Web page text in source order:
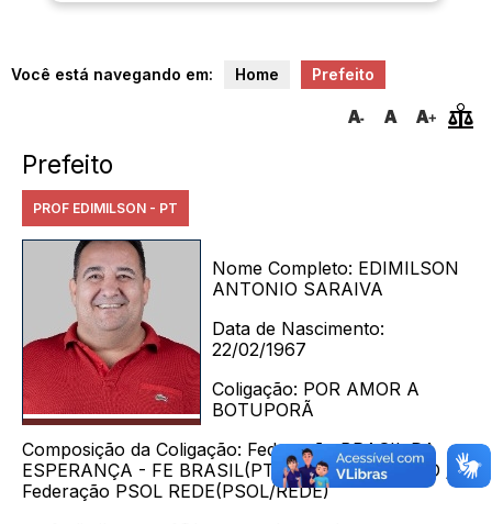
Você está navegando em: Home Prefeito
Prefeito
PROF EDIMILSON - PT
Nome Completo: EDIMILSON
ANTONIO SARAIVA
Data de Nascimento:
22/02/1967
Coligação: POR AMOR A
BOTUPORÃ
Composição da Coligação: Federação BRASIL DA
ESPERANÇA - FE BRASIL(PT/PC do B/PV) / PSD /
Federação PSOL REDE(PSOL/REDE)